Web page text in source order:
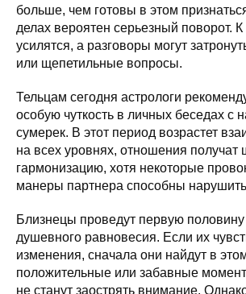
больше, чем готовы в этом
делах вероятен серьезный поворот.
усилятся, а разговоры могут
или щепетильные вопросы.
Тельцам сегодня астрологи
особую чуткость в личных беседах с
сумерек. В этот период возрастет
на всех уровнях, отношения получат
гармонизацию, хотя некоторые
манеры партнера способны
Близнецы проведут первую половину
душевного равновесия. Если их
изменения, сначала они найдут в
положительные или забавные
не станут заострять внимание.